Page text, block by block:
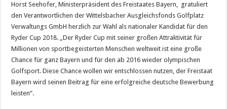
Horst Seehofer, Ministerpräsident des Freistaates Bayern, gratuliert
den Verantwortlichen der Wittelsbacher Ausgleichsfonds Golfplatz
Ver­waltungs GmbH herzlich zur Wahl als nationaler Kandidat für den
Ryder Cup 2018. „Der Ryder Cup mit seiner großen Attraktivität für
Millionen von sportbegeisterten Menschen weltweit ist eine große
Chance für ganz Bayern und für den ab 2016 wieder olympischen
Golfsport. Diese Chance wollen wir entschlossen nutzen, der Freistaat
Bayern wird sei­nen Beitrag für eine erfolgreiche deutsche Bewerbung
leisten“.